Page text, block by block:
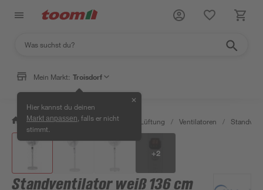
Mein Markt: Troisdorf
Hier kannst du deinen
Markt anpassen , falls er nicht
stimmt.
✕
/ Bauen & Renovieren / Klima & Lüftung / Ventilatoren /
+2
Standventilator weiß 136 cm